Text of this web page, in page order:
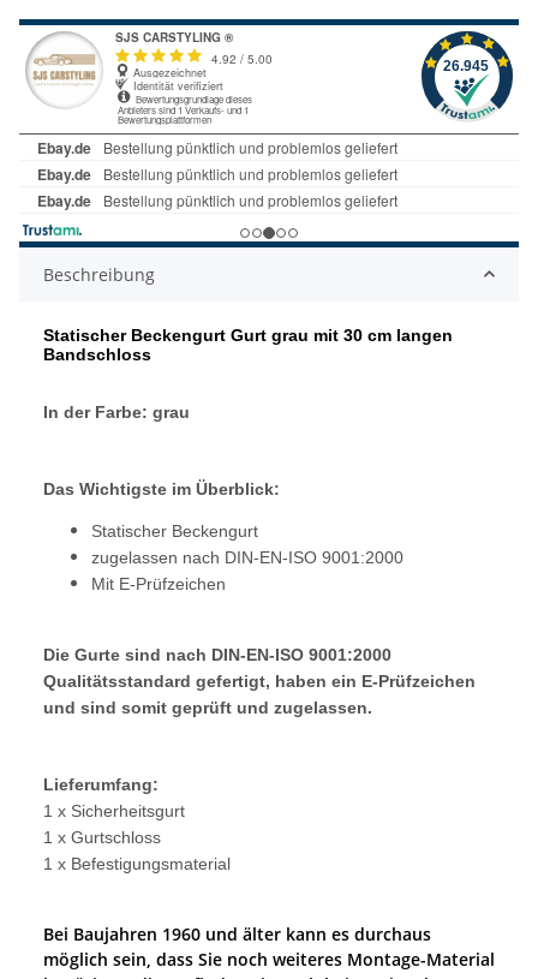
Beschreibung
Statischer Beckengurt Gurt grau mit 30 cm langen
Bandschloss
In der Farbe: grau
Das Wichtigste im Überblick:
Statischer Beckengurt
zugelassen nach DIN-EN-ISO 9001:2000
Mit E-Prüfzeichen
Die Gurte sind nach DIN-EN-ISO 9001:2000
Qualitätsstandard gefertigt, haben ein E-Prüfzeichen
und sind somit geprüft und zugelassen.
Lieferumfang:
1 x Sicherheitsgurt
1 x Gurtschloss
1 x Befestigungsmaterial
Bei Baujahren 1960 und älter kann es durchaus
möglich sein, dass Sie noch weiteres Montage-Material